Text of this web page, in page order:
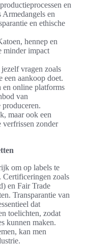
en
en
en ethische
hennep en
minder impact
vragen zoals
een aankoop doet.
en online platforms
van
maar ook een
verfrissen zonder
om op labels te
Certificeringen zoals
en Fair Trade
Transparantie van
dat
toelichten, zodat
kunnen maken.
kan men